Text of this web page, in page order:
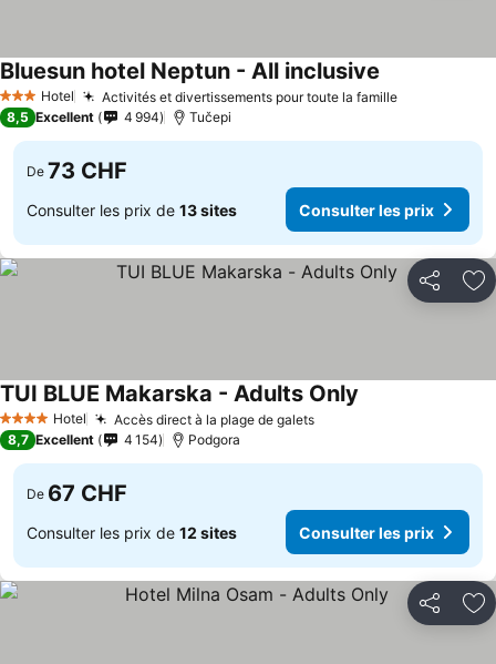
3 ÉtoilesHotel Activités et divertissements pour toute la famille
Bluesun hotel Neptun - All inclusive
8,5 Excellent 4 994 Tučepi
De 73 CHF
Consulter les prix de 13 sites Consulter les prix
Partager
4 Étoiles Hotel Accès direct à la plage de galets
TUI BLUE Makarska - Adults Only
8,7 Excellent 4 154 Podgora
De 67 CHF
Consulter les prix de 12 sites Consulter les prix
Partager